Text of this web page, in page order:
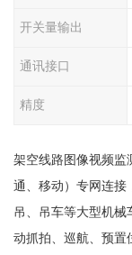
开关量输出
通讯接口
精度
架空线路图像视频监
通、移动）专网连接
吊、吊车等大型机械
动抓拍、巡航、预置